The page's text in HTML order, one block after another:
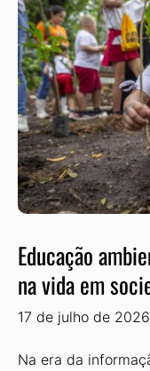
Educação
na vida em
17 de julho de 2026
Na era da